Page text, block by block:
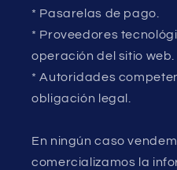
* Pasarelas de pago.
* Proveedores
operación del sitio web.
* Autoridades
obligación legal.
En ningún caso
comercializamos la